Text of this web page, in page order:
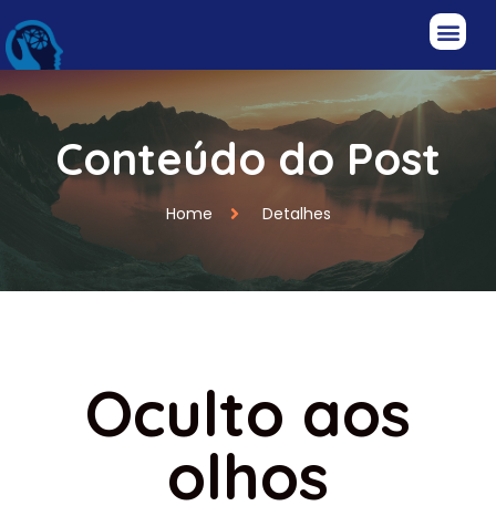
Conteúdo do Post
Home Detalhes
Oculto aos
olhos